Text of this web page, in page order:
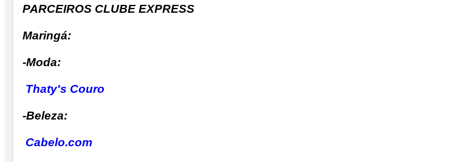
PARCEIROS CLUBE EXPRESS
Maringá:
-Moda:
Thaty's Couro
-Beleza:
Cabelo.com